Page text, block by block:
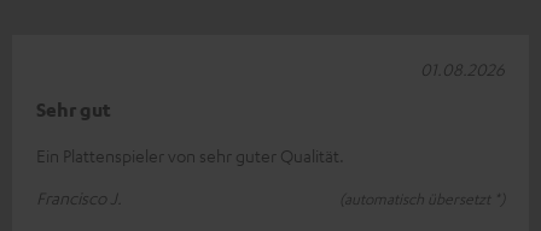
Sehr gut
Ein Plattenspieler von sehr guter Qualität.
Francisco J.
(automatisch übersetzt *)
01.08.2026